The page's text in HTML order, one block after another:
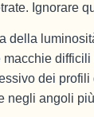
Ignorare
della
dei
negli angoli